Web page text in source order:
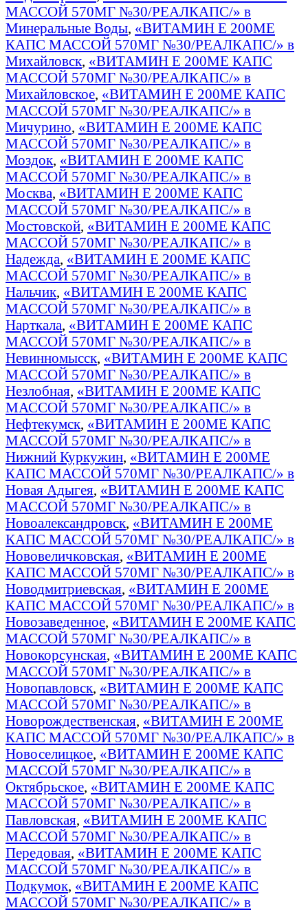
МАССОЙ 570МГ №30/РЕАЛКАПС/» в
Минеральные Воды, «ВИТАМИН Е 200МЕ
КАПС МАССОЙ 570МГ №30/РЕАЛКАПС/» в
Михайловск, «ВИТАМИН Е 200МЕ КАПС
МАССОЙ 570МГ №30/РЕАЛКАПС/» в
Михайловское, «ВИТАМИН Е 200МЕ КАПС
МАССОЙ 570МГ №30/РЕАЛКАПС/» в
Мичурино, «ВИТАМИН Е 200МЕ КАПС
МАССОЙ 570МГ №30/РЕАЛКАПС/» в
Моздок, «ВИТАМИН Е 200МЕ КАПС
МАССОЙ 570МГ №30/РЕАЛКАПС/» в
Москва, «ВИТАМИН Е 200МЕ КАПС
МАССОЙ 570МГ №30/РЕАЛКАПС/» в
Мостовской, «ВИТАМИН Е 200МЕ КАПС
МАССОЙ 570МГ №30/РЕАЛКАПС/» в
Надежда, «ВИТАМИН Е 200МЕ КАПС
МАССОЙ 570МГ №30/РЕАЛКАПС/» в
Нальчик, «ВИТАМИН Е 200МЕ КАПС
МАССОЙ 570МГ №30/РЕАЛКАПС/» в
Нарткала, «ВИТАМИН Е 200МЕ КАПС
МАССОЙ 570МГ №30/РЕАЛКАПС/» в
Невинномысск, «ВИТАМИН Е 200МЕ КАПС
МАССОЙ 570МГ №30/РЕАЛКАПС/» в
Незлобная, «ВИТАМИН Е 200МЕ КАПС
МАССОЙ 570МГ №30/РЕАЛКАПС/» в
Нефтекумск, «ВИТАМИН Е 200МЕ КАПС
МАССОЙ 570МГ №30/РЕАЛКАПС/» в
Нижний Куркужин, «ВИТАМИН Е 200МЕ
КАПС МАССОЙ 570МГ №30/РЕАЛКАПС/» в
Новая Адыгея, «ВИТАМИН Е 200МЕ КАПС
МАССОЙ 570МГ №30/РЕАЛКАПС/» в
Новоалександровск, «ВИТАМИН Е 200МЕ
КАПС МАССОЙ 570МГ №30/РЕАЛКАПС/» в
Нововеличковская, «ВИТАМИН Е 200МЕ
КАПС МАССОЙ 570МГ №30/РЕАЛКАПС/» в
Новодмитриевская, «ВИТАМИН Е 200МЕ
КАПС МАССОЙ 570МГ №30/РЕАЛКАПС/» в
Новозаведенное, «ВИТАМИН Е 200МЕ КАПС
МАССОЙ 570МГ №30/РЕАЛКАПС/» в
Новокорсунская, «ВИТАМИН Е 200МЕ КАПС
МАССОЙ 570МГ №30/РЕАЛКАПС/» в
Новопавловск, «ВИТАМИН Е 200МЕ КАПС
МАССОЙ 570МГ №30/РЕАЛКАПС/» в
Новорождественская, «ВИТАМИН Е 200МЕ
КАПС МАССОЙ 570МГ №30/РЕАЛКАПС/» в
Новоселицкое, «ВИТАМИН Е 200МЕ КАПС
МАССОЙ 570МГ №30/РЕАЛКАПС/» в
Октябрьское, «ВИТАМИН Е 200МЕ КАПС
МАССОЙ 570МГ №30/РЕАЛКАПС/» в
Павловская, «ВИТАМИН Е 200МЕ КАПС
МАССОЙ 570МГ №30/РЕАЛКАПС/» в
Передовая, «ВИТАМИН Е 200МЕ КАПС
МАССОЙ 570МГ №30/РЕАЛКАПС/» в
Подкумок, «ВИТАМИН Е 200МЕ КАПС
МАССОЙ 570МГ №30/РЕАЛКАПС/» в